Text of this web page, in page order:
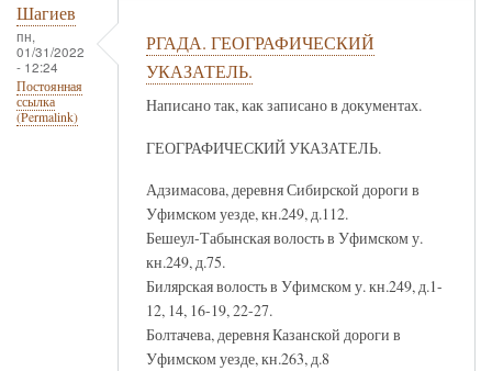
Шагиев
пн,
01/31/2022
- 12:24
Постоянная
ссылка
(Permalink)
РГАДА. ГЕОГРАФИЧЕСКИЙ
УКАЗАТЕЛЬ.
Написано так, как записано в документах.
ГЕОГРАФИЧЕСКИЙ УКАЗАТЕЛЬ.
Адзимасова, деревня Сибирской дороги в
Уфимском уезде, кн.249, д.112.
Бешеул-Табынская волость в Уфимском у.
кн.249, д.75.
Билярская волость в Уфимском у. кн.249, д.1-
12, 14, 16-19, 22-27.
Болтачева, деревня Казанской дороги в
Уфимском уезде, кн.263, д.8